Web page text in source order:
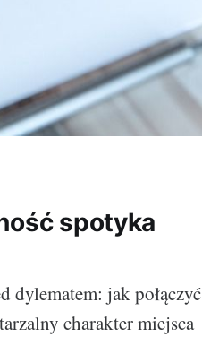
spotyka
dylematem: jak połączyć
charakter miejsca